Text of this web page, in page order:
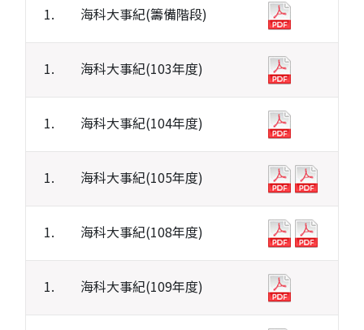
1. 海科大事紀(籌備階段)
1. 海科大事紀(103年度)
1. 海科大事紀(104年度)
1. 海科大事紀(105年度)
1. 海科大事紀(108年度)
1. 海科大事紀(109年度)